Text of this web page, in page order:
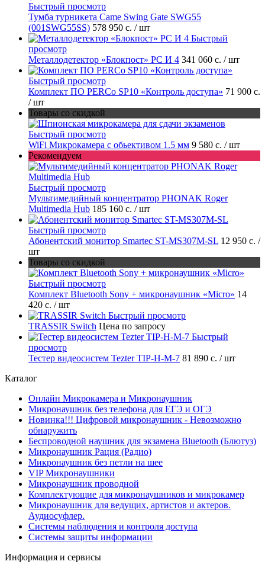
Быстрый просмотр
Тумба турникета Came Swing Gate SWG55
(001SWG55SS) 578 950 с. / шт
Быстрый
просмотр
Металлодетектор «Блокпост» PC И 4 341 060 с. / шт
Быстрый просмотр
Комплект ПО PERCo SP10 «Контроль доступа» 71 900 с.
/ шт
Товары со скидкой
Быстрый просмотр
WiFi Микрокамера с обьективом 1.5 мм 9 580 с. / шт
Рекомендуем
Быстрый просмотр
Мультимедийный концентратор PHONAK Roger
Multimedia Hub 185 160 с. / шт
Быстрый просмотр
Абонентский монитор Smartec ST-MS307M-SL 12 950 с. /
шт
Товары со скидкой
Быстрый просмотр
Комплект Bluetooth Sony + микронаушник «Micro» 14
420 с. / шт
Быстрый просмотр
TRASSIR Switch Цена по запросу
Быстрый
просмотр
Тестер видеосистем Tezter TIP-H-M-7 81 890 с. / шт
Каталог
Онлайн Микрокамера и Микронаушник
Микронаушник без телефона для ЕГЭ и ОГЭ
Новинка!!! Цифровой микронаушник - Невозможно
обнаружить
Беспроводной наушник для экзамена Bluetooth (Блютуз)
Микронаушник Рация (Радио)
Микронаушник без петли на шее
VIP Микронаушники
Микронаушник проводной
Комплектующие для микронаушников и микрокамер
Микронаушник для ведущих, артистов и актеров.
Аудиосуфлер.
Системы наблюдения и контроля доступа
Системы защиты информации
Информация и сервисы